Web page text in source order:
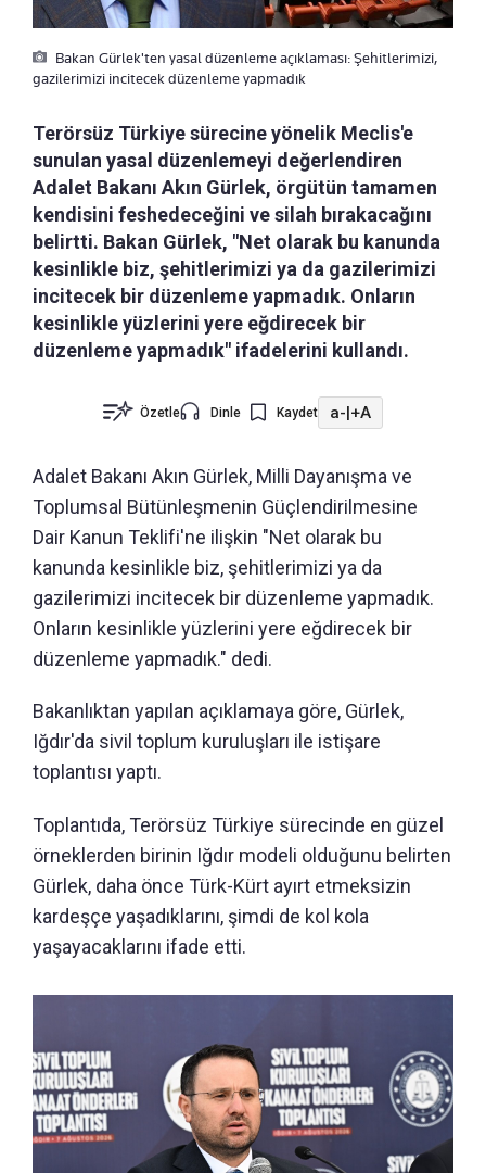
Bakan Gürlek'ten yasal düzenleme açıklaması: Şehitlerimizi,
gazilerimizi incitecek düzenleme yapmadık
Terörsüz Türkiye sürecine yönelik Meclis'e
sunulan yasal düzenlemeyi değerlendiren
Adalet Bakanı Akın Gürlek, örgütün tamamen
kendisini feshedeceğini ve silah bırakacağını
belirtti. Bakan Gürlek, "Net olarak bu kanunda
kesinlikle biz, şehitlerimizi ya da gazilerimizi
incitecek bir düzenleme yapmadık. Onların
kesinlikle yüzlerini yere eğdirecek bir
düzenleme yapmadık" ifadelerini kullandı.
Özetle Dinle Kaydet a-|+A
Adalet Bakanı Akın Gürlek, Milli Dayanışma ve
Toplumsal Bütünleşmenin Güçlendirilmesine
Dair Kanun Teklifi'ne ilişkin "Net olarak bu
kanunda kesinlikle biz, şehitlerimizi ya da
gazilerimizi incitecek bir düzenleme yapmadık.
Onların kesinlikle yüzlerini yere eğdirecek bir
düzenleme yapmadık." dedi.
Bakanlıktan yapılan açıklamaya göre, Gürlek,
Iğdır'da sivil toplum kuruluşları ile istişare
toplantısı yaptı.
Toplantıda, Terörsüz Türkiye sürecinde en güzel
örneklerden birinin Iğdır modeli olduğunu belirten
Gürlek, daha önce Türk-Kürt ayırt etmeksizin
kardeşçe yaşadıklarını, şimdi de kol kola
yaşayacaklarını ifade etti.